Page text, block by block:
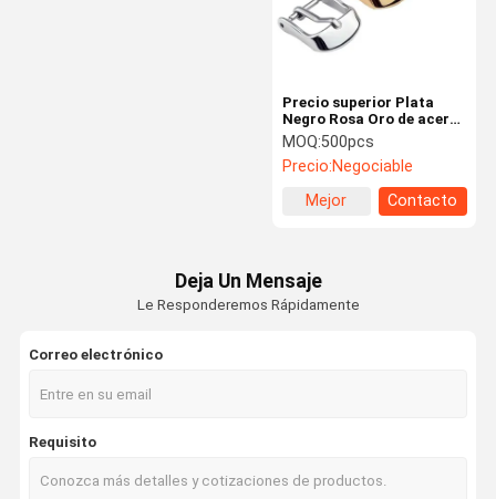
Precio superior Plata
Negro Rosa Oro de acero
inoxidable Banda de
relojería Accesorio Banda
de relojería Fijación
MOQ:500pcs
Precio:Negociable
Mejor
Contacto
Deja Un Mensaje
Le Responderemos Rápidamente
Correo electrónico
Requisito